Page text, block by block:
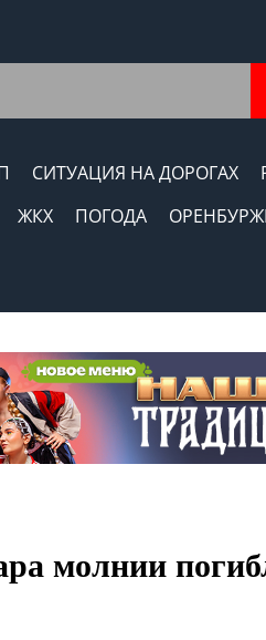
СИТУАЦИЯ НА ДОРОГАХ
ЖКХ ПОГОДА
молнии